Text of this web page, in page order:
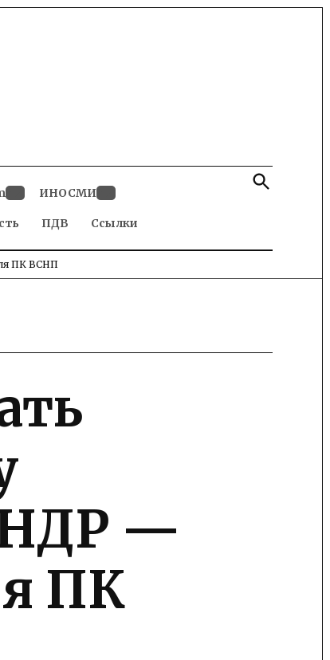
dropdown
ИНОСМИ
dropdown
ПДВ Ссылки
Open
Search
ПК ВСНП
—
ПК